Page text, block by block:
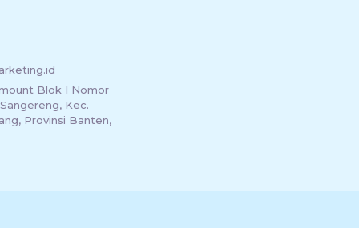
Blok I Nomor
Kec.
Provinsi Banten,